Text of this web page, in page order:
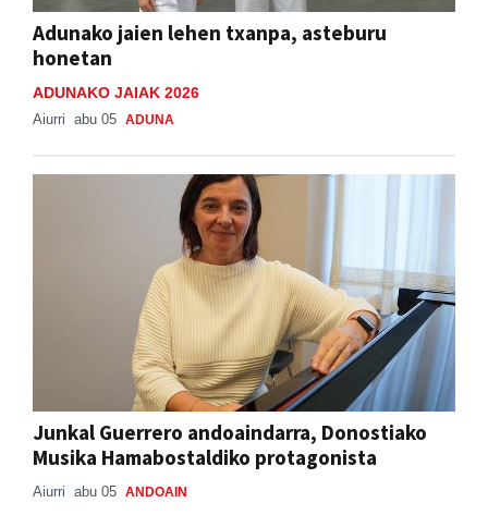
Adunako jaien lehen txanpa, asteburu
honetan
ADUNAKO JAIAK 2026
Aiurri abu 05 ADUNA
Junkal Guerrero andoaindarra, Donostiako
Musika Hamabostaldiko protagonista
Aiurri abu 05 ANDOAIN